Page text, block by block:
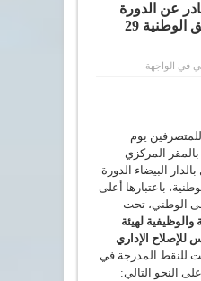
عن الدورة
الثانية للجنة التنسيق الوطنية 29
في الواجهة
يوم
2017 بالمقر المركزي
البيضاء الدورة
باعتبارها أعلى
الوطني، تحت
والوظيفية لهيئة
الإداري
للنقط المدرجة في
النحو التالي: